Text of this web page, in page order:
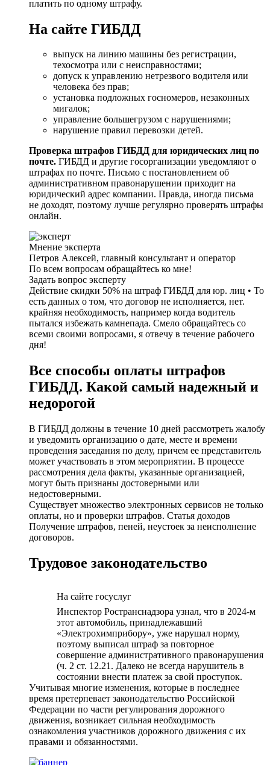
платить по одному штрафу.
На сайте ГИБДД
выпуск на линию машины без регистрации,
техосмотра или с неисправностями;
допуск к управлению нетрезвого водителя или
человека без прав;
установка подложных госномеров, незаконных
мигалок;
управление большегрузом с нарушениями;
нарушение правил перевозки детей.
Проверка штрафов ГИБДД для юридических лиц по
почте. ГИБДД и другие госорганизации уведомляют о
штрафах по почте. Письмо с постановлением об
административном правонарушении приходит на
юридический адрес компании. Правда, иногда письма
не доходят, поэтому лучше регулярно проверять штрафы
онлайн.
Мнение эксперта
Петров Алексей, главный консультант и оператор
По всем вопросам обращайтесь ко мне!
Задать вопрос эксперту
Действие скидки 50% на штраф ГИБДД для юр. лиц • То
есть данных о том, что договор не исполняется, нет.
крайняя необходимость, например когда водитель
пытался избежать камнепада. Смело обращайтесь со
всеми своими вопросами, я отвечу в течение рабочего
дня!
Все способы оплаты штрафов
ГИБДД. Какой самый надежный и
недорогой
В ГИБДД должны в течение 10 дней рассмотреть жалобу
и уведомить организацию о дате, месте и времени
проведения заседания по делу, причем ее представитель
может участвовать в этом мероприятии. В процессе
рассмотрения дела факты, указанные организацией,
могут быть признаны достоверными или
недостоверными.
Существует множество электронных сервисов не только
оплаты, но и проверки штрафов. Статья доходов
Получение штрафов, пеней, неустоек за неисполнение
договоров.
Трудовое законодательство
На сайте госуслуг
Инспектор Ространснадзора узнал, что в 2024-м
этот автомобиль, принадлежавший
«Электрохимприбору», уже нарушал норму,
поэтому выписал штраф за повторное
совершение административного правонарушения
(ч. 2 ст. 12.21. Далеко не всегда нарушитель в
состоянии внести платеж за свой проступок.
Учитывая многие изменения, которые в последнее
время претерпевает законодательство Российской
Федерации по части регулирования дорожного
движения, возникает сильная необходимость
ознакомления участников дорожного движения с их
правами и обязанностями.